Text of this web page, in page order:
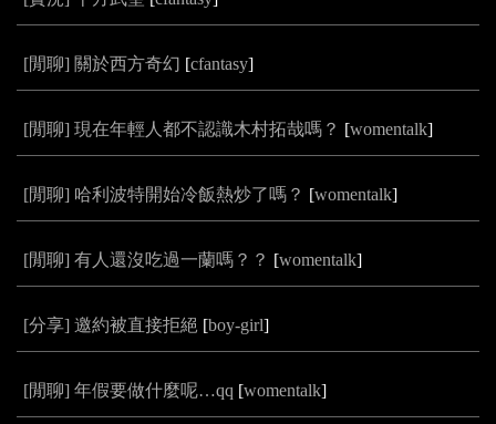
[閒聊] 關於西方奇幻 [cfantasy]
[閒聊] 現在年輕人都不認識木村拓哉嗎？ [womentalk]
[閒聊] 哈利波特開始冷飯熱炒了嗎？ [womentalk]
[閒聊] 有人還沒吃過一蘭嗎？？ [womentalk]
[分享] 邀約被直接拒絕 [boy-girl]
[閒聊] 年假要做什麼呢…qq [womentalk]